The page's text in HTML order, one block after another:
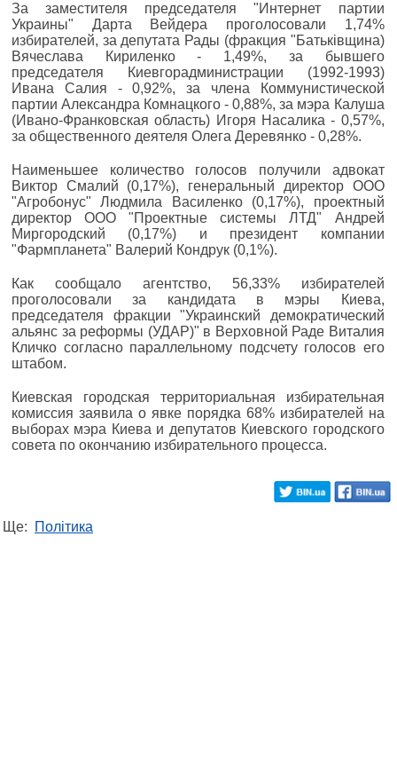
За заместителя председателя "Интернет партии
Украины" Дарта Вейдера проголосовали 1,74%
избирателей, за депутата Рады (фракция "Батьківщина)
Вячеслава Кириленко - 1,49%, за бывшего
председателя Киевгорадминистрации (1992-1993)
Ивана Салия - 0,92%, за члена Коммунистической
партии Александра Комнацкого - 0,88%, за мэра Калуша
(Ивано-Франковская область) Игоря Насалика - 0,57%,
за общественного деятеля Олега Деревянко - 0,28%.
Наименьшее количество голосов получили адвокат
Виктор Смалий (0,17%), генеральный директор ООО
"Агробонус" Людмила Василенко (0,17%), проектный
директор ООО "Проектные системы ЛТД" Андрей
Миргородский (0,17%) и президент компании
"Фармпланета" Валерий Кондрук (0,1%).
Как сообщало агентство, 56,33% избирателей
проголосовали за кандидата в мэры Киева,
председателя фракции "Украинский демократический
альянс за реформы (УДАР)" в Верховной Раде Виталия
Кличко согласно параллельному подсчету голосов его
штабом.
Киевская городская территориальная избирательная
комиссия заявила о явке порядка 68% избирателей на
выборах мэра Киева и депутатов Киевского городского
совета по окончанию избирательного процесса.
Ще: Політика